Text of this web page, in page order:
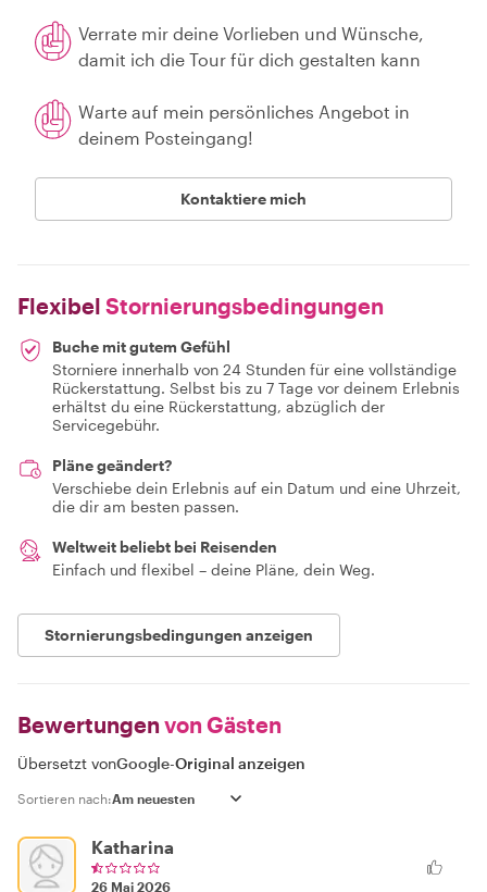
Verrate mir deine Vorlieben und Wünsche,
damit ich die Tour für dich gestalten kann
Warte auf mein persönliches Angebot in
deinem Posteingang!
Kontaktiere mich
Flexibel Stornierungsbedingungen
Buche mit gutem Gefühl
Storniere innerhalb von 24 Stunden für eine vollständige
Rückerstattung. Selbst bis zu 7 Tage vor deinem Erlebnis
erhältst du eine Rückerstattung, abzüglich der
Servicegebühr.
Pläne geändert?
Verschiebe dein Erlebnis auf ein Datum und eine Uhrzeit,
die dir am besten passen.
Weltweit beliebt bei Reisenden
Einfach und flexibel – deine Pläne, dein Weg.
Stornierungsbedingungen anzeigen
Bewertungen von Gästen
Übersetzt vonGoogle-Original anzeigen
Sortieren nach:
Katharina
26 Mai 2026